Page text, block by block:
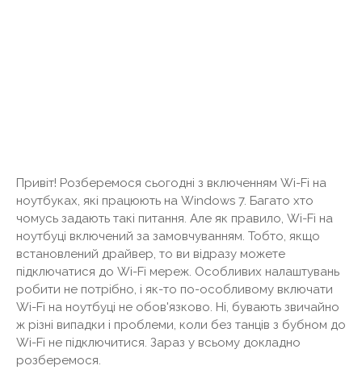
Привіт! Розберемося сьогодні з включенням Wi-Fi на
ноутбуках, які працюють на Windows 7. Багато хто
чомусь задають такі питання. Але як правило, Wi-Fi на
ноутбуці включений за замовчуванням. Тобто, якщо
встановлений драйвер, то ви відразу можете
підключатися до Wi-Fi мереж. Особливих налаштувань
робити не потрібно, і як-то по-особливому включати
Wi-Fi на ноутбуці не обов'язково. Ні, бувають звичайно
ж різні випадки і проблеми, коли без танців з бубном до
Wi-Fi не підключитися. Зараз у всьому докладно
розберемося.